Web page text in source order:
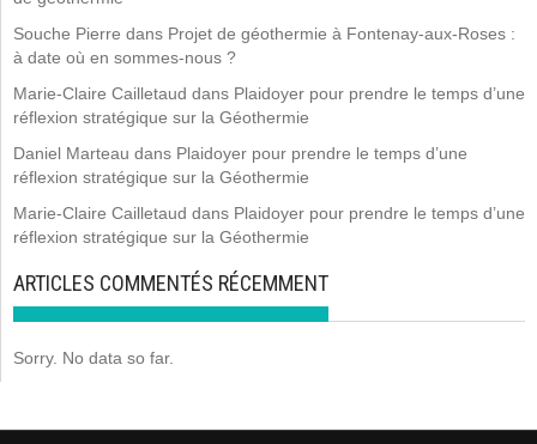
Souche Pierre dans Projet de géothermie à Fontenay-aux-Roses :
à date où en sommes-nous ?
Marie-Claire Cailletaud dans Plaidoyer pour prendre le temps d’une
réflexion stratégique sur la Géothermie
Daniel Marteau dans Plaidoyer pour prendre le temps d’une
réflexion stratégique sur la Géothermie
Marie-Claire Cailletaud dans Plaidoyer pour prendre le temps d’une
réflexion stratégique sur la Géothermie
ARTICLES COMMENTÉS RÉCEMMENT
Sorry. No data so far.